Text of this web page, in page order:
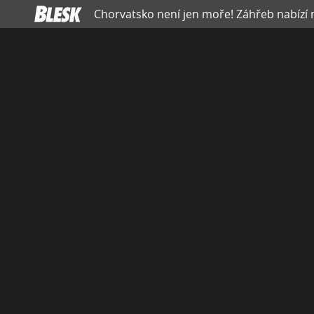
Chorvatsko není jen moře! Záhřeb